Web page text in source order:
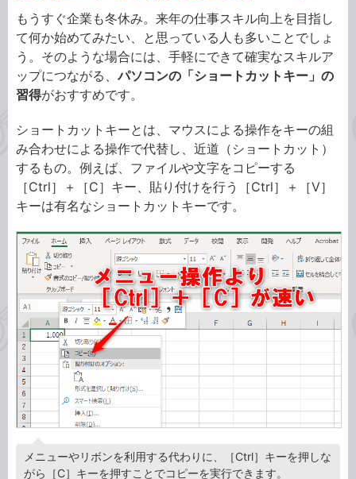
もうすぐ企業も冬休み。来年の仕事スキル向上を目指し
て何か始めてみたい、と思っている人も多いことでしょ
う。そのような場合には、手軽にできて確実なスキルア
ップにつながる、パソコンの「ショートカットキー」の
習得がおすすめです。
ショートカットキーとは、マウスによる操作をキーの組
み合わせによる操作で代替し、近道（ショートカット）
するもの。例えば、ファイルや文字をコピーする
［Ctrl］＋［C］キー、貼り付けを行う［Ctrl］＋［V］
キーは有名なショートカットキーです。
メニューやリボンを利用する代わりに、［Ctrl］キーを押しな
がら［C］キーを押すことでコピーを実行できます。